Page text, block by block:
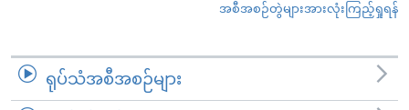
အစီအစဉ်တွဲများအားလုံးကြည့်ရှုရန်
ရုပ်သံအစီအစဉ်များ